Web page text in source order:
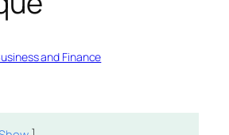
and Finance